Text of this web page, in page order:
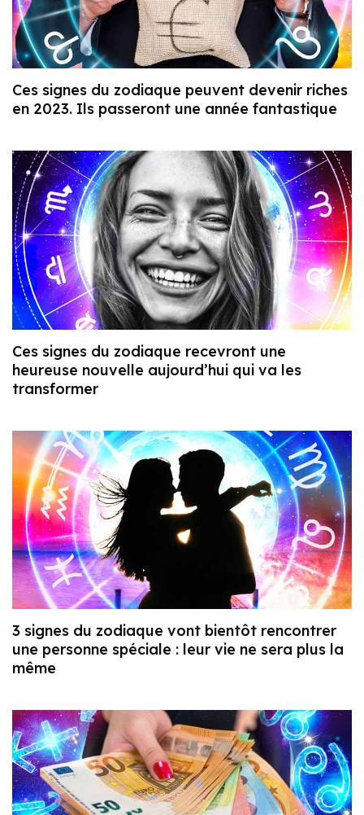
Ces signes du zodiaque peuvent devenir riches
en 2023. Ils passeront une année fantastique
Ces signes du zodiaque recevront une
heureuse nouvelle aujourd’hui qui va les
transformer
3 signes du zodiaque vont bientôt rencontrer
une personne spéciale : leur vie ne sera plus la
même